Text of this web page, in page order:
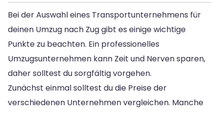
Bei der Auswahl eines Transportunternehmens für
deinen Umzug nach Zug gibt es einige wichtige
Punkte zu beachten. Ein professionelles
Umzugsunternehmen kann Zeit und Nerven sparen,
daher solltest du sorgfältig vorgehen.
Zunächst einmal solltest du die Preise der
verschiedenen Unternehmen vergleichen. Manche